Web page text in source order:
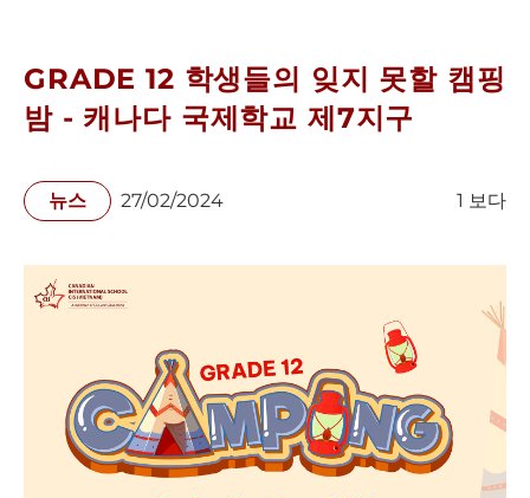
GRADE 12 학생들의 잊지 못할 캠핑
밤 - 캐나다 국제학교 제7지구
뉴스 27/02/2024 1 보다